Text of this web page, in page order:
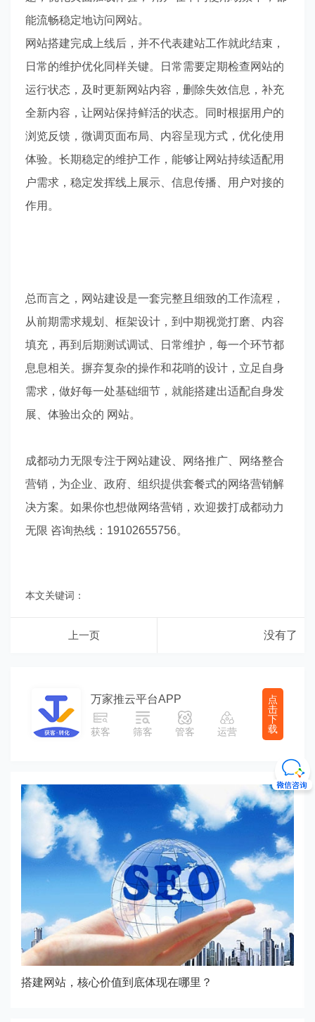
能流畅稳定地访问网站。
网站搭建完成上线后，并不代表建站工作就此结束，
日常的维护优化同样关键。日常需要定期检查网站的
运行状态，及时更新网站内容，删除失效信息，补充
全新内容，让网站保持鲜活的状态。同时根据用户的
浏览反馈，微调页面布局、内容呈现方式，优化使用
体验。长期稳定的维护工作，能够让网站持续适配用
户需求，稳定发挥线上展示、信息传播、用户对接的
作用。
总而言之，网站建设是一套完整且细致的工作流程，
从前期需求规划、框架设计，到中期视觉打磨、内容
填充，再到后期测试调试、日常维护，每一个环节都
息息相关。摒弃复杂的操作和花哨的设计，立足自身
需求，做好每一处基础细节，就能搭建出适配自身发
展、体验出众的 网站。
成都动力无限专注于网站建设、网络推广、网络整合
营销，为企业、政府、组织提供套餐式的网络营销解
决方案。如果你也想做网络营销，欢迎拨打成都动力
无限 咨询热线：19102655756。
本文关键词：
上一页 没有了
万家推云平台APP
获客 筛客 管客 运营
点
击
下
载
搭建网站，核心价值到底体现在哪里？